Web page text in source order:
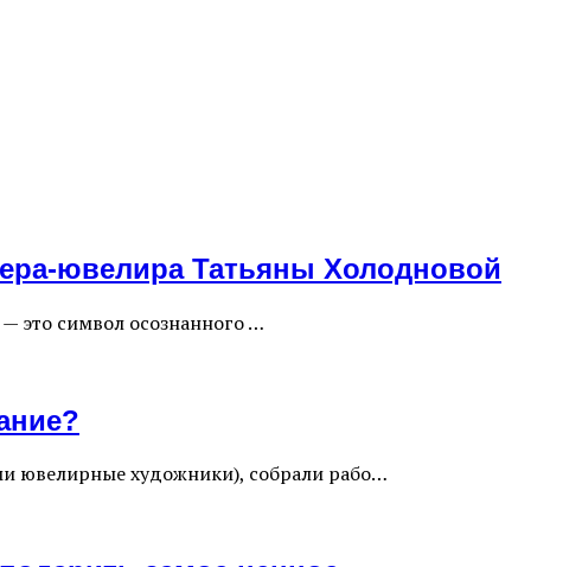
ювелира Татьяны Холодновой
это символ осознанного …
ювелирные художники), собрали рабо…